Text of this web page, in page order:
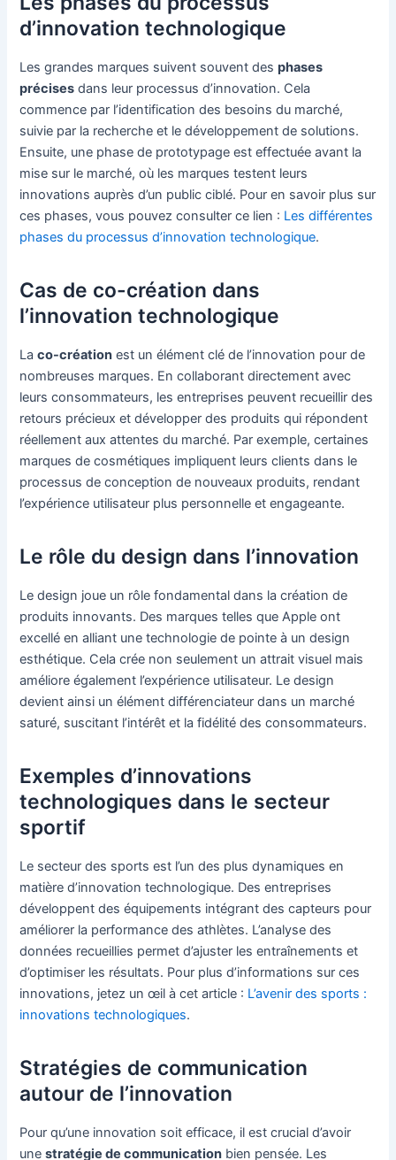
d’innovation technologique
Les grandes marques suivent souvent desphases
précises dans leur processus d’innovation. Cela
commence par l’identification des besoins du marché,
suivie par la recherche et le développement de solutions.
Ensuite, une phase de prototypage est effectuée avant la
mise sur le marché, où les marques testent leurs
innovations auprès d’un public ciblé. Pour en savoir plus sur
ces phases, vous pouvez consulter ce lien : Les différentes
phases du processus d’innovation technologique.
Cas de co-création dans
l’innovation technologique
Laco-création est un élément clé de l’innovation pour de
nombreuses marques. En collaborant directement avec
leurs consommateurs, les entreprises peuvent recueillir des
retours précieux et développer des produits qui répondent
réellement aux attentes du marché. Par exemple, certaines
marques de cosmétiques impliquent leurs clients dans le
processus de conception de nouveaux produits, rendant
l’expérience utilisateur plus personnelle et engageante.
Le rôle du design dans l’innovation
Le design joue un rôle fondamental dans la création de
produits innovants. Des marques telles que Apple ont
excellé en alliant une technologie de pointe à un design
esthétique. Cela crée non seulement un attrait visuel mais
améliore également l’expérience utilisateur. Le design
devient ainsi un élément différenciateur dans un marché
saturé, suscitant l’intérêt et la fidélité des consommateurs.
Exemples d’innovations
technologiques dans le secteur
sportif
Le secteur des sports est l’un des plus dynamiques en
matière d’innovation technologique. Des entreprises
développent des équipements intégrant des capteurs pour
améliorer la performance des athlètes. L’analyse des
données recueillies permet d’ajuster les entraînements et
d’optimiser les résultats. Pour plus d’informations sur ces
innovations, jetez un œil à cet article : L’avenir des sports :
innovations technologiques.
Stratégies de communication
autour de l’innovation
Pour qu’une innovation soit efficace, il est crucial d’avoir
unestratégie de communication bien pensée. Les